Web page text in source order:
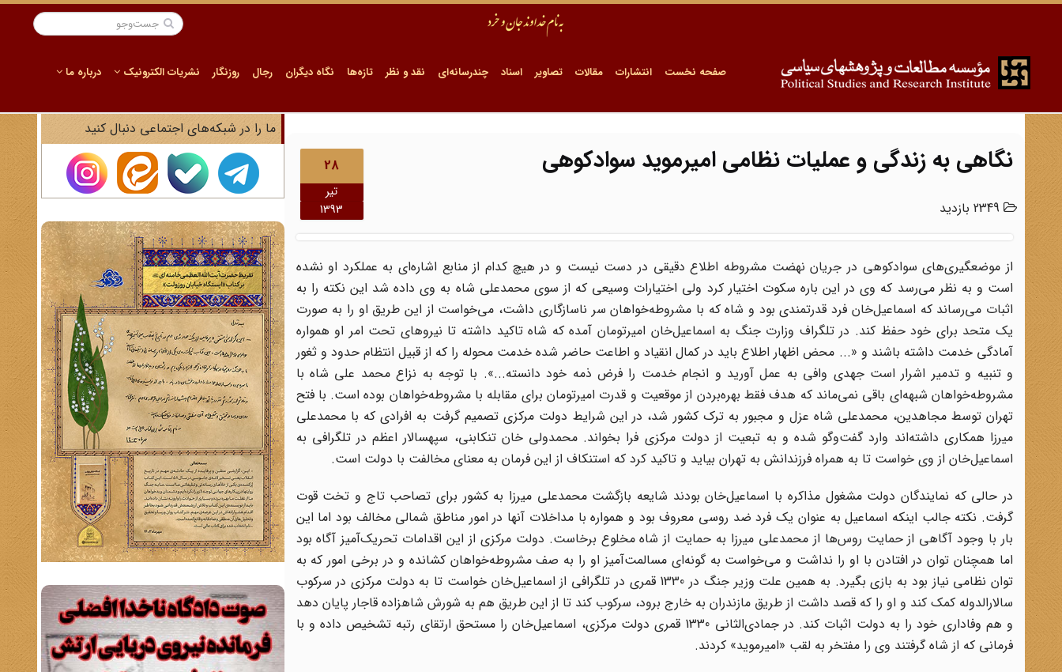
صفحه نخست انتشارات مقالات تصاویر اسناد چندرسانه‌ای نقد و نظر تازه‌ها نگاه دیگران رجال روزنگار نشریات الکترونیک درباره ما
28
تیر
1393
نگاهی به زندگی و عملیات نظامی امیرموید سوادکوهی
از موضعگیری‌های سوادکوهی در جریان نهضت مشروطه اطلاع دقیقی در دست نیست و در هیچ کدام از منابع اشاره‌ای به عملکرد او نشده
است و به نظر می‌رسد که وی در این باره سکوت اختیار کرد ولی اختیارات وسیعی که از سوی محمدعلی شاه به وی داده شد این نکته را به
اثبات می‌رساند که اسماعیل‌خان فرد قدرتمندی بود و شاه که با مشروطه‌خواهان سر ناسازگاری داشت، می‌خواست از این طریق او را به صورت
یک متحد برای خود حفظ کند. در تلگراف وزارت جنگ به اسماعیل‌خان امیرتومان آمده که شاه تاکید داشته تا نیروهای تحت امر او همواره
آمادگی خدمت داشته باشند و «... محض اظهار اطلاع باید در کمال انقیاد و اطاعت حاضر شده خدمت محوله را که از قبیل انتظام حدود و ثغور
و تنبیه و تدمیر اشرار است جهدی وافی به عمل آورید و انجام خدمت را فرض ذمه خود دانسته...». با توجه به نزاع محمد علی شاه با
مشروطه‌خواهان شبهه‌ای باقی نمی‌ماند که هدف فقط بهره‌بردن از موقعیت و قدرت امیر‌تومان برای مقابله با مشروطه‌خواهان بوده است. با فتح
تهران توسط مجاهدین، محمدعلی شاه عزل و مجبور به ترک کشور شد، در این شرایط دولت مرکزی تصمیم گرفت به افرادی که با محمدعلی
میرزا همکاری داشته‌اند وارد گفت‌وگو شده و به تبعیت از دولت مرکزی فرا بخواند. محمدولی خان تنکابنی، سپهسالار اعظم در تلگرافی به
اسماعیل‌خان از وی خواست تا به همراه فرزندانش به تهران بیاید و تاکید کرد که استنکاف از این فرمان به معنای مخالفت با دولت است.
در حالی که نمایندگان دولت مشغول مذاکره با اسماعیل‌خان بودند شایعه بازگشت محمدعلی میرزا به کشور برای تصاحب تاج و تخت قوت
گرفت. نکته جالب اینکه اسماعیل به عنوان یک فرد ضد روسی معروف بود و همواره با مداخلات آنها در امور مناطق شمالی مخالف بود اما این
بار با وجود آگاهی از حمایت روس‌ها از محمدعلی میرزا به حمایت از شاه مخلوع برخاست. دولت مرکزی از این اقدامات تحریک‌آمیز آگاه بود
اما همچنان توان در افتادن با او را نداشت و می‌خواست به گونه‌ای مسالمت‌آمیز او را به صف مشروطه‌خواهان کشانده و در برخی امور که به
توان نظامی نیاز بود به بازی بگیرد. به همین علت وزیر جنگ در 1330 قمری در تلگرافی از اسماعیل‌خان خواست تا به دولت مرکزی در سرکوب
سالارالدوله کمک کند و او را که قصد داشت از طریق مازندران به خارج برود، سرکوب کند تا از این طریق هم به شورش شاهزاده قاجار پایان دهد
و هم وفاداری خود را به دولت اثبات کند. در جمادی‌الثانی 1330 قمری دولت مرکزی، اسماعیل‌خان را مستحق ارتقای رتبه تشخیص داده و با
فرمانی که از شاه گرفتند وی را مفتخر به لقب «امیرموید» کردند.
ما را در شبکه‌های اجتماعی دنبال کنید